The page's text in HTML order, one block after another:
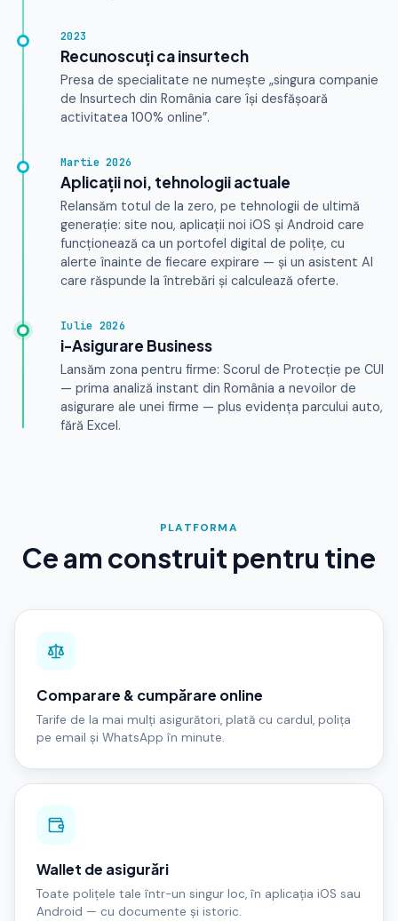
2023
Recunoscuți ca insurtech
Presa de specialitate ne numește „singura companie
de Insurtech din România care își desfășoară
activitatea 100% online”.
Martie 2026
Aplicații noi, tehnologii actuale
Relansăm totul de la zero, pe tehnologii de ultimă
generație: site nou, aplicații noi iOS și Android care
funcționează ca un portofel digital de polițe, cu
alerte înainte de fiecare expirare — și un asistent AI
care răspunde la întrebări și calculează oferte.
Iulie 2026
i-Asigurare Business
Lansăm zona pentru firme: Scorul de Protecție pe CUI
— prima analiză instant din România a nevoilor de
asigurare ale unei firme — plus evidența parcului auto,
fără Excel.
PLATFORMA
Ce am construit pentru tine
Comparare & cumpărare online
Tarife de la mai mulți asigurători, plată cu cardul, polița
pe email și WhatsApp în minute.
Wallet de asigurări
Toate polițele tale într-un singur loc, în aplicația iOS sau
Android — cu documente și istoric.